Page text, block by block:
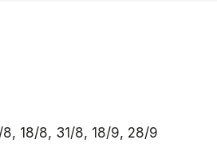
8, 18/8, 31/8, 18/9, 28/9